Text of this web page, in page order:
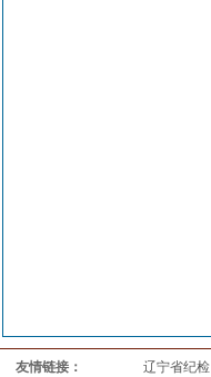
友情链接： 辽宁省纪检